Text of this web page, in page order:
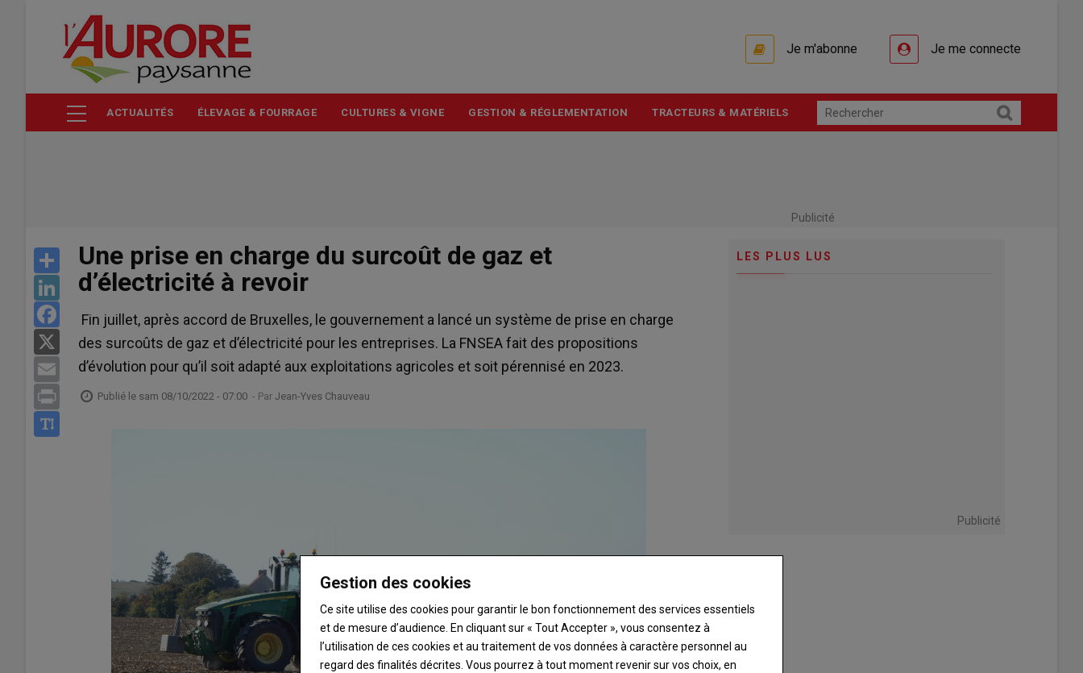
contenu
Je m'abonne Je me connecte
ACTUALITÉS ÉLEVAGE & FOURRAGE CULTURES & VIGNE GESTION & RÉGLEMENTATION TRACTEURS & MATÉRIELS
Publicité
Share
LinkedIn
Facebook
Email
Print
Une prise en charge du surcoût de gaz et
d’électricité à revoir
Fin juillet, après accord de Bruxelles, le gouvernement a lancé un système de prise en charge
des surcoûts de gaz et d’électricité pour les entreprises. La FNSEA fait des propositions
d’évolution pour qu’il soit adapté aux exploitations agricoles et soit pérennisé en 2023.
Publié le sam 08/10/2022 - 07:00 - Par Jean-Yves Chauveau
LES PLUS LUS
Publicité
Gestion des cookies
Ce site utilise des cookies pour garantir le bon fonctionnement des services essentiels
et de mesure d’audience. En cliquant sur « Tout Accepter », vous consentez à
l’utilisation de ces cookies et au traitement de vos données à caractère personnel au
regard des finalités décrites. Vous pourrez à tout moment revenir sur vos choix, en